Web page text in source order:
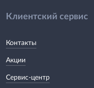
Клиентский сервис
Контакты
Акции
Сервис-центр